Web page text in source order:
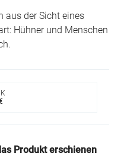
aus der Sicht eines
Hühner und Menschen
Produkt erschienen